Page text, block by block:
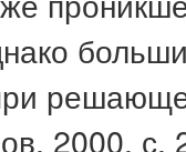
2000,